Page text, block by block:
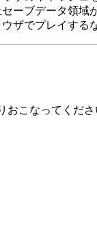
ーブデータ領
ザでプレイする
こなってくださ